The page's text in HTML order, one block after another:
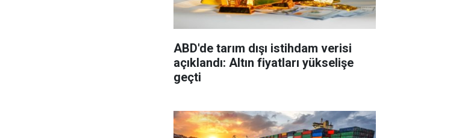
ABD'de tarım dışı istihdam verisi
açıklandı: Altın fiyatları yükselişe
geçti